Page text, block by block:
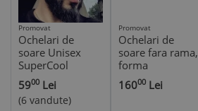
Promovat
Ochelari de
soare Unisex
SuperCool
LUXURY
Summerwind
UV400 Negru
5900 Lei
(6 vandute)
Promovat
Ochelari de
soare fara rama,
forma
dreptunghiulara
Cartier Ray ban
16000 Lei